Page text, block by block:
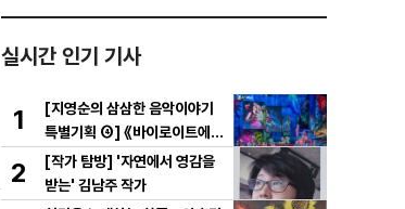
실시간 인기 기사
1
[지영순의 삼삼한 음악이야기
특별기획 ④] 《바이로이트에서
만난 바그너》
2
[작가 탐방] '자연에서 영감을
받는' 김남주 작가